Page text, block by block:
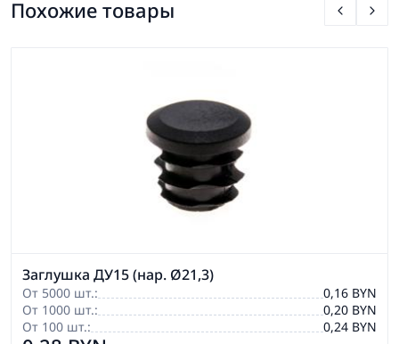
Похожие товары
Заглушка ДУ15 (нар. Ø21,3)
От 5000 шт.:
0,16 BYN
От 1000 шт.:
0,20 BYN
От 100 шт.:
0,24 BYN